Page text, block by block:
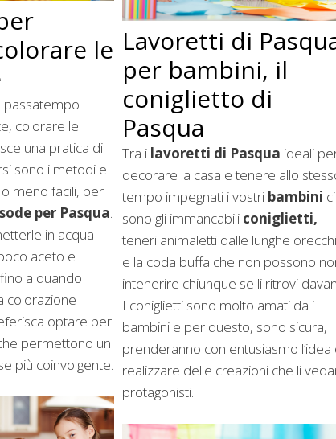
le
passatempo
colorare le
una pratica di
sono i metodi e
meno facili, per
per Pasqua
in acqua
aceto e
a quando
colorazione
optare per
permettono un
più coinvolgente.
Lavoretti di
per bambini, il
coniglietto di
Pasqua
Tra ilavoretti di Pasqua ideali
decorare la casa e tenere allo
tempo impegnati i vostribambini ci
sono gli immancabili coniglietti,
teneri animaletti dalle lunghe
e la coda buffa che non possono
intenerire chiunque se li ritrovi
I coniglietti sono molto amati da i
bambini e per questo, sono sicura,
prenderanno con entusiasmo l’idea
realizzare delle creazioni che li
protagonisti.